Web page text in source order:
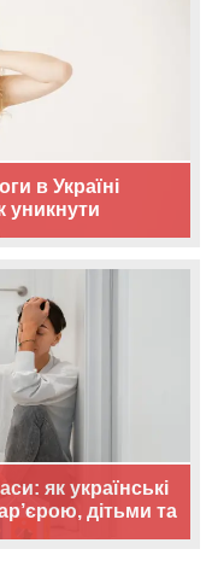
в Україні
уникнути
як українські
дітьми та